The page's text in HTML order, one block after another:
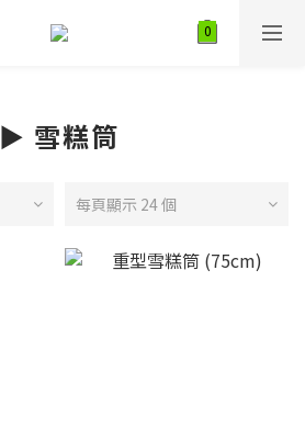
► 雪糕筒
每頁顯示 24 個